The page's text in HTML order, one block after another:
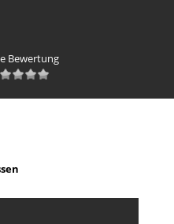
Bewertung